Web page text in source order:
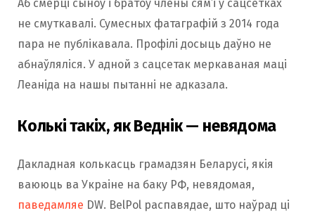
Аб смерці сыноў і братоў члены сям’і ў сацсетках
не смуткавалі. Сумесных фатаграфій з 2014 года
пара не публікавала. Профілі досыць даўно не
абнаўляліся. У адной з сацсетак меркаваная маці
Леаніда на нашы пытанні не адказала.
Колькі такіх, як Веднік — невядома
Дакладная колькасць грамадзян Беларусі, якія
ваююць ва Украіне на баку РФ, невядомая,
паведамляе DW. BelPol распавядае, што наўрад ці